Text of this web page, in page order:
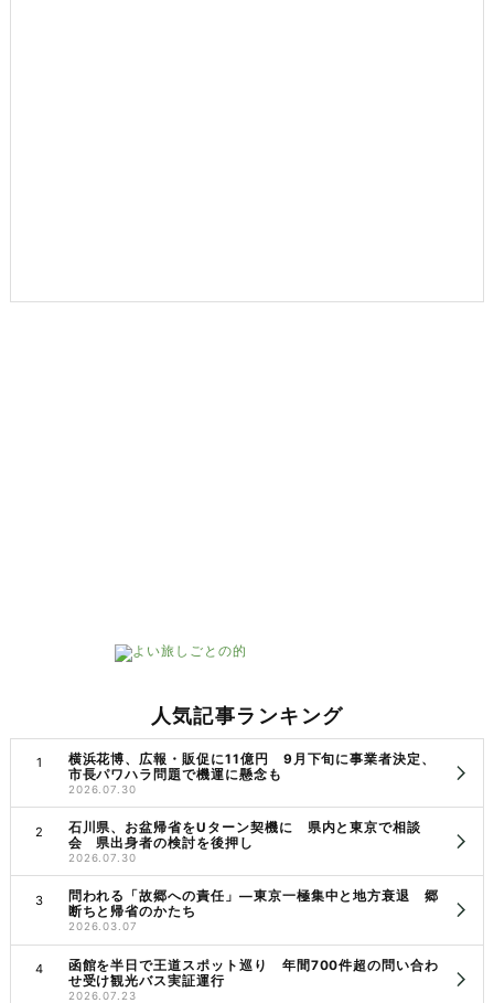
人気記事ランキング
横浜花博、広報・販促に11億円 9月下旬に事業者決定、
市長パワハラ問題で機運に懸念も
2026.07.30
石川県、お盆帰省をUターン契機に 県内と東京で相談
会 県出身者の検討を後押し
2026.07.30
問われる「故郷への責任」―東京一極集中と地方衰退 郷
断ちと帰省のかたち
2026.03.07
函館を半日で王道スポット巡り 年間700件超の問い合わ
せ受け観光バス実証運行
2026.07.23